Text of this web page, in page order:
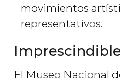
movimientos
representativos.
El Museo Nacional